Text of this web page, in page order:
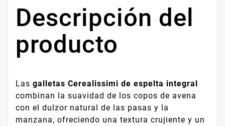
Descripción del
producto
Las galletas Cerealissimi de espelta integral
combinan la suavidad de los copos de avena
con el dulzor natural de las pasas y la
manzana, ofreciendo una textura crujiente y un